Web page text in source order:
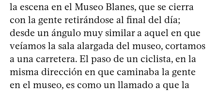
la escena en el Museo Blanes, que se cierra
con la gente retirándose al final del día;
desde un ángulo muy similar a aquel en que
veíamos la sala alargada del museo, cortamos
a una carretera. El paso de un ciclista, en la
misma dirección en que caminaba la gente
en el museo, es como un llamado a que la